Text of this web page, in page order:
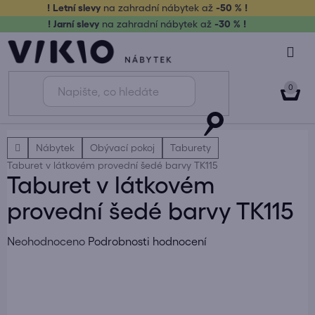
obsah
! Letní slevy na zahradní nábytek až-50 % !
! Jarní slevy na zahradní nábytek až -30 % !
DomůNábytek Obývací pokoj
Taburety
Taburet v látkovém provední šedé barvy TK115
Taburet v látkovém
provední šedé barvy TK115
Průměrné
Neohodnoceno Podrobnosti hodnocení